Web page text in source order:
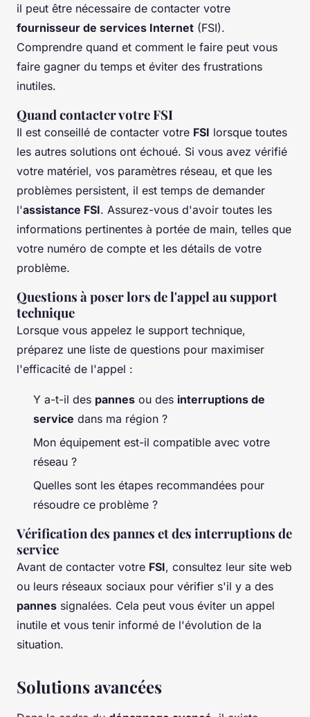
il peut être nécessaire de contacter votre
fournisseur de services Internet (FSI).
Comprendre quand et comment le faire peut vous
faire gagner du temps et éviter des frustrations
inutiles.
Quand contacter votre FSI
Il est conseillé de contacter votre FSI lorsque toutes
les autres solutions ont échoué. Si vous avez vérifié
votre matériel, vos paramètres réseau, et que les
problèmes persistent, il est temps de demander
l'assistance FSI. Assurez-vous d'avoir toutes les
informations pertinentes à portée de main, telles que
votre numéro de compte et les détails de votre
problème.
Questions à poser lors de l'appel au support
technique
Lorsque vous appelez le support technique,
préparez une liste de questions pour maximiser
l'efficacité de l'appel :
Y a-t-il des pannes ou des interruptions de
service dans ma région ?
Mon équipement est-il compatible avec votre
réseau ?
Quelles sont les étapes recommandées pour
résoudre ce problème ?
Vérification des pannes et des interruptions de
service
Avant de contacter votre FSI, consultez leur site web
ou leurs réseaux sociaux pour vérifier s'il y a des
pannes signalées. Cela peut vous éviter un appel
inutile et vous tenir informé de l'évolution de la
situation.
Solutions avancées